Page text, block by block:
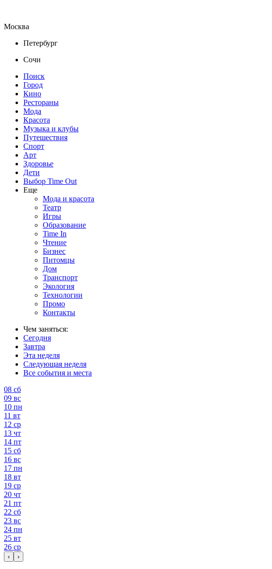
Москва
Петербург
Сочи
Поиск
Город
Кино
Рестораны
Мода
Красота
Музыка и клубы
Путешествия
Спорт
Арт
Здоровье
Дети
Выбор Time Out
Еще
Мода и красота
Театр
Игры
Образование
Time In
Чтение
Бизнес
Питомцы
Дом
Транспорт
Экология
Технологии
Промо
Контакты
Чем заняться:
Сегодня
Завтра
Эта неделя
Следующая неделя
Все события и места
08 сб
09 вс
10 пн
11 вт
12 ср
13 чт
14 пт
15 сб
16 вс
17 пн
18 вт
19 ср
20 чт
21 пт
22 сб
23 вс
24 пн
25 вт
26 ср
‹ ›